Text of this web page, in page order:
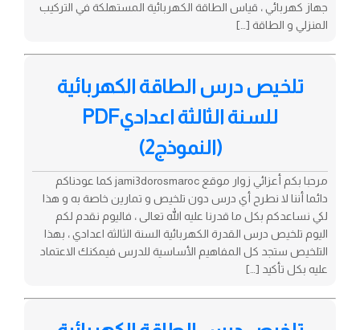
جهاز كهربائي ، قياس الطاقة الكهربائية المستهلكة في التركيب
المنزلي و الطاقة […]
تلخيص درس الطاقة الكهربائية
للسنة الثالثة اعداديPDF
(النموذج2)
مرحبا بكم أعزائي زوار موقع jami3dorosmaroc كما عودناكم
دائما أننا لا نطرح أي درس دون تلخيص و تمارين خاصة به و هذا
لكي نساعدكم بكل ما قدرنا عليه الله تعالى ، فاليوم نقدم لكم
اليوم تلخيص درس القدرة الكهربائية السنة الثالثة اعدادي ، بهذا
التلخيص ستجد كل المفاهيم الأساسية للدرس فيمكنك الاعتماد
عليه بكل تأكيد […]